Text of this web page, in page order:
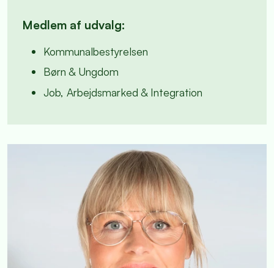
Medlem af udvalg:
Kommunalbestyrelsen
Børn & Ungdom
Job, Arbejdsmarked & Integration